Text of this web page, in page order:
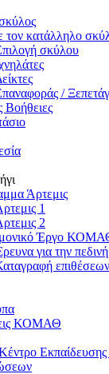
τον κατάλληλο
σκύλου
/
Άρτεμις
1
2
Έργο
για την
ΚΟΜΑΘ